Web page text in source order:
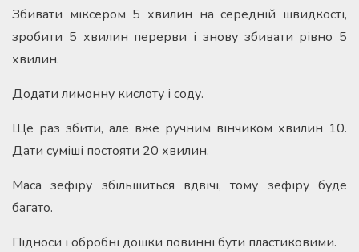
Збивати міксером 5 хвилин на середній швидкості,
зробити 5 хвилин перерви і знову збивати рівно 5
хвилин.
Додати лимонну кислоту і соду.
Ще раз збити, але вже ручним вінчиком хвилин 10.
Дати суміші постояти 20 хвилин.
Маса зефіру збільшиться вдвічі, тому зефіру буде
багато.
Підноси і обробні дошки повинні бути пластиковими.